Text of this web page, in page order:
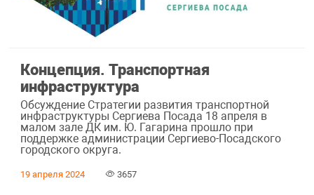
Концепция. Транспортная
инфраструктура
Обсуждение Стратегии развития транспортной
инфраструктуры Сергиева Посада 18 апреля в
малом зале ДК им. Ю. Гагарина прошло при
поддержке администрации Сергиево-Посадского
городского округа.
19 апреля 2024 3657